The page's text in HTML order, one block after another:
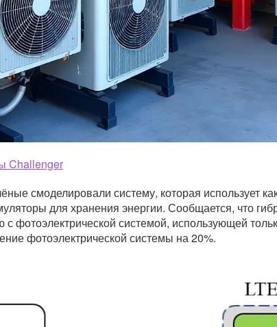
Challenger
смоделировали систему, которая использует
для хранения энергии. Сообщается, что
с фотоэлектрической системой, использующей
фотоэлектрической системы на 20%.